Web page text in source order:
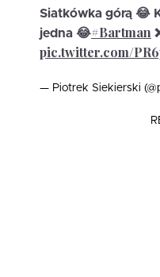
Siatkówka górą 😂
jedna 😂#Bartman
pic.twitter.com/
— Piotrek Siekierski